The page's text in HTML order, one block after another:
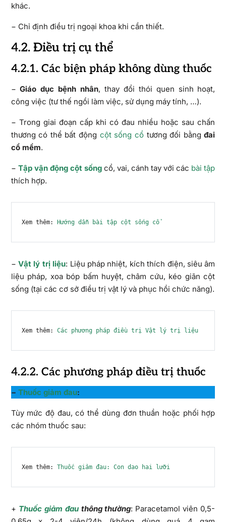
khác.
− Chỉ định điều trị ngoại khoa khi cần thiết.
4.2. Điều trị cụ thể
4.2.1. Các biện pháp không dùng thuốc
−Giáo dục bệnh nhân, thay đổi thói quen sinh hoạt,
công việc (tư thế ngồi làm việc, sử dụng máy tính, …).
− Trong giai đoạn cấp khi có đau nhiều hoặc sau chấn
thương có thể bất động cột sống cổtương đối bằngđai
cổ mềm.
− Tập vận động cột sốngcổ, vai, cánh tay với các bài tập
thích hợp.
Xem thêm: Hướng dẫn bài tập cột sống cổ
− Vật lý trị liệu: Liệu pháp nhiệt, kích thích điện, siêu âm
liệu pháp, xoa bóp bấm huyệt, châm cứu, kéo giãn cột
sống (tại các cơ sở điều trị vật lý và phục hồi chức năng).
Xem thêm: Các phương pháp điều trị Vật lý trị liệu
4.2.2. Các phương pháp điều trị thuốc
− Thuốc giảm đau:
Tùy mức độ đau, có thể dùng đơn thuần hoặc phối hợp
các nhóm thuốc sau:
Xem thêm: Thuốc giảm đau: Con dao hai lưỡi
+ Thuốc giảm đauthông thường: Paracetamol viên 0,5-